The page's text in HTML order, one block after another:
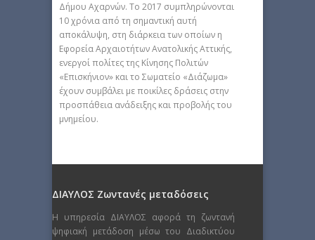
Δήμου Αχαρνών. Το 2017 συμπληρώνονται
10 χρόνια από τη σημαντική αυτή
αποκάλυψη, στη διάρκεια των οποίων η
Εφορεία Αρχαιοτήτων Ανατολικής Αττικής,
ενεργοί πολίτες της Κίνησης Πολιτών
«Επισκήνιον» και το Σωματείο «Διάζωμα»
έχουν συμβάλει με ποικίλες δράσεις στην
προσπάθεια ανάδειξης και προβολής του
μνημείου.
ΔΙΑΥΛΟΣ Ζωντανές μεταδόσεις
Η υπηρεσία ΔΙΑΥΛΟΣ αφορά τη ζωντανή
ψηφιακή μετάδοση μέσω του Διαδικτύου